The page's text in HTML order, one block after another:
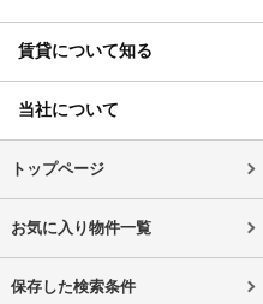
賃貸について知る
当社について
トップページ
お気に入り物件一覧
保存した検索条件